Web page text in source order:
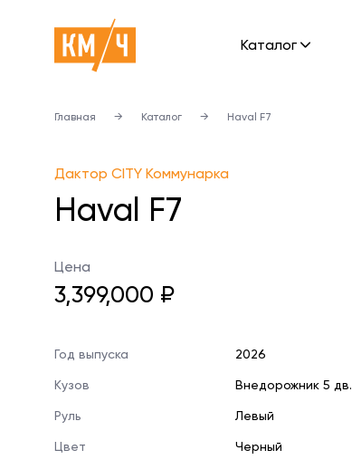
Каталог
Главная → Каталог → Haval F7
Дактор CITY Коммунарка
Haval F7
Цена
3,399,000 ₽
Год выпуска 2026
Кузов Внедорожник 5 дв.
Руль Левый
Цвет Черный